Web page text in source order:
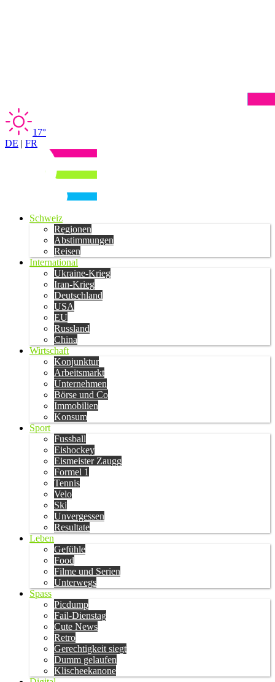
17°
DE | FR
Schweiz
Regionen
Abstimmungen
Reisen
International
Ukraine-Krieg
Iran-Krieg
Deutschland
USA
EU
Russland
China
Wirtschaft
Konjunktur
Arbeitsmarkt
Unternehmen
Börse und Co
Immobilien
Konsum
Sport
Fussball
Eishockey
Eismeister Zaugg
Formel 1
Tennis
Velo
Ski
Unvergessen
Resultate
Leben
Gefühle
Food
Filme und Serien
Unterwegs
Spass
Picdump
Fail-Dienstag
Cute News
Retro
Gerechtigkeit siegt
Dumm gelaufen
Klischeekanone